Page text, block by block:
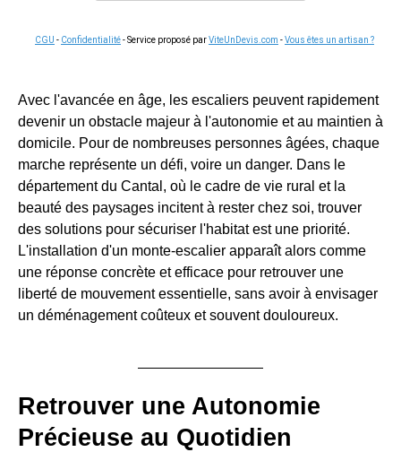
CGU - Confidentialité- Service proposé parViteUnDevis.com -Vous êtes un artisan ?
Avec l'avancée en âge, les escaliers peuvent rapidement
devenir un obstacle majeur à l'autonomie et au maintien à
domicile. Pour de nombreuses personnes âgées, chaque
marche représente un défi, voire un danger. Dans le
département du Cantal, où le cadre de vie rural et la
beauté des paysages incitent à rester chez soi, trouver
des solutions pour sécuriser l'habitat est une priorité.
L'installation d'un monte-escalier apparaît alors comme
une réponse concrète et efficace pour retrouver une
liberté de mouvement essentielle, sans avoir à envisager
un déménagement coûteux et souvent douloureux.
Retrouver une Autonomie
Précieuse au Quotidien